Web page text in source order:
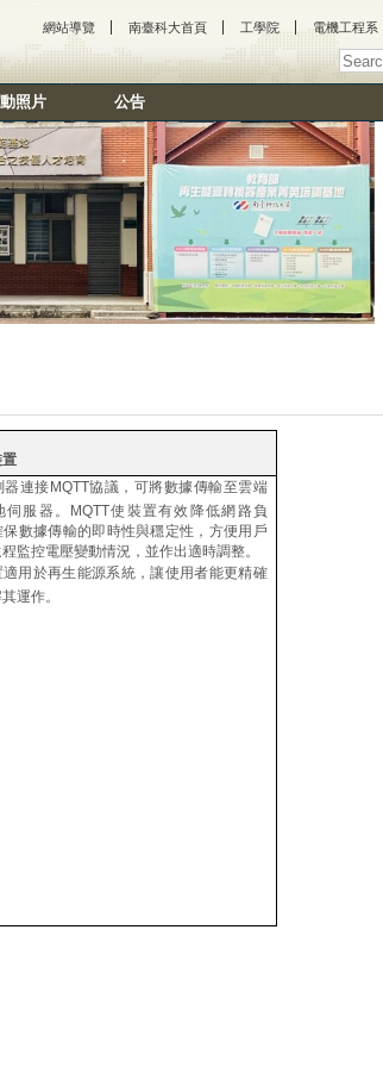
網站導覽 南臺科大首頁 工學院 電機工程系
照片 公告
器連接 MQTT協議，可將數據傳輸至雲端
伺服器。
MQTT使裝置有效降低網路負
保數據傳輸的即時性與穩定性，方便用戶
監控電壓變動情況，並作出適時調整。
適用於再生能源系統，讓使用者能更精確
運作。